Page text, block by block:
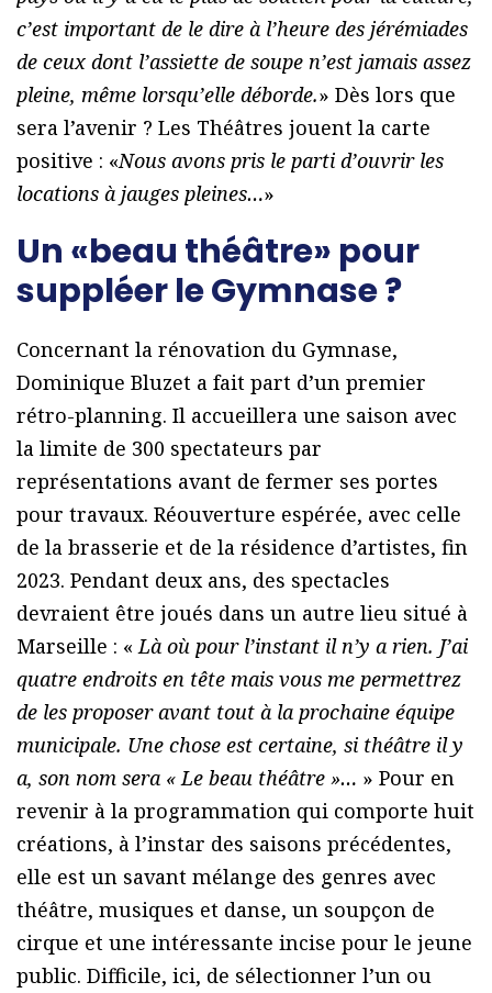
c’est important de le dire à l’heure des jérémiades
de ceux dont l’assiette de soupe n’est jamais assez
pleine, même lorsqu’elle déborde.» Dès lors que
sera l’avenir ? Les Théâtres jouent la carte
positive : «Nous avons pris le parti d’ouvrir les
locations à jauges pleines…»
Un «beau théâtre» pour
suppléer le Gymnase ?
Concernant la rénovation du Gymnase,
Dominique Bluzet a fait part d’un premier
rétro-planning. Il accueillera une saison avec
la limite de 300 spectateurs par
représentations avant de fermer ses portes
pour travaux. Réouverture espérée, avec celle
de la brasserie et de la résidence d’artistes, fin
2023. Pendant deux ans, des spectacles
devraient être joués dans un autre lieu situé à
Marseille : «Là où pour l’instant il n’y a rien. J’ai
quatre endroits en tête mais vous me permettrez
de les proposer avant tout à la prochaine équipe
municipale. Une chose est certaine, si théâtre il y
a, son nom sera « Le beau théâtre »… » Pour en
revenir à la programmation qui comporte huit
créations, à l’instar des saisons précédentes,
elle est un savant mélange des genres avec
théâtre, musiques et danse, un soupçon de
cirque et une intéressante incise pour le jeune
public. Difficile, ici, de sélectionner l’un ou